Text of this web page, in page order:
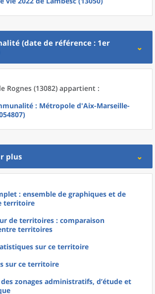
(date de référence : 1er
Rognes (13082) appartient :
: Métropole d'Aix-Marseille-
plus
: ensemble de graphiques et de
territoire
de territoires : comparaison
territoires
sur ce territoire
sur ce territoire
zonages administratifs, d’étude et